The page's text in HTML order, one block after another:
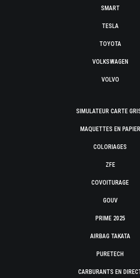
SMART
TESLA
TOYOTA
VOLKSWAGEN
VOLVO
SIMULATEUR CARTE
MAQUETTES EN PAPIER
COLORIAGES
ZFE
COVOITURAGE
GOUV
PRIME 2025
AIRBAG TAKATA
PURETECH
CARBURANTS EN